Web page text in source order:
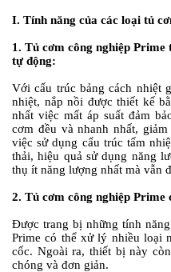
I. Tính năng của các loại tủ
1. Tủ cơm công nghiệp
tự động:
Với cấu trúc bảng cách nhiệt
nhiệt, nắp nồi được thiết kế
nhất việc mất áp suất đảm
cơm đều và nhanh nhất,
việc sử dụng cấu trúc tấm
thải, hiệu quả sử dụng năng
thụ ít năng lượng nhất mà vẫn
2. Tủ cơm công nghiệp Prime
Được trang bị những tính
Prime có thể xử lý nhiều loại
cốc. Ngoài ra, thiết bị này
chóng và đơn giản.